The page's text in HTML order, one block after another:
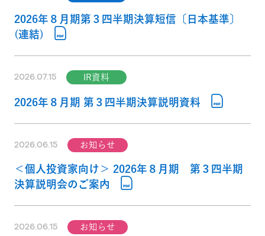
2026年８月期第３四半期決算短信〔日本基準〕
(連結)
2026.07.15 IR資料
2026年８月期 第３四半期決算説明資料
2026.06.15 お知らせ
＜個人投資家向け＞ 2026年８月期 第３四半期
決算説明会のご案内
2026.06.15 お知らせ